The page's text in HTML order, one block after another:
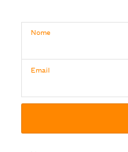
Nome
Email